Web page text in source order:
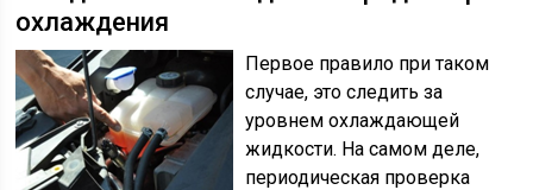
охлаждения
Первое правило при таком
случае, это следить за
уровнем охлаждающей
жидкости. На самом деле,
периодическая проверка